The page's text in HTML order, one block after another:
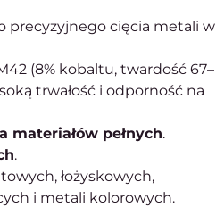
precyzyjnego cięcia metali w
(8% kobaltu, twardość 67–
trwałość i odporność na
materiałów pełnych.
.
łożyskowych,
i metali kolorowych.